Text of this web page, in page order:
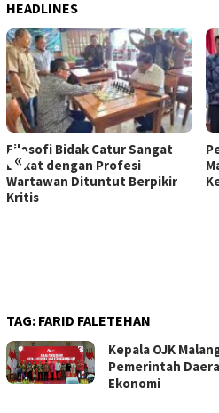
HEADLINES
«
Filosofi Bidak Catur Sangat
Dekat dengan Profesi
Wartawan Dituntut Berpikir
Kritis
TAG: FARID FALETEHAN
Kepala OJK
Pemerintah
Ekonomi